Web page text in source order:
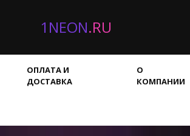
1NEON.RU
ОПЛАТА И
ДОСТАВКА
О
КОМПАНИИ